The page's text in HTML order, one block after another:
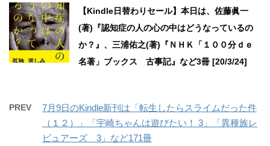
【Kindle日替わりセール】本日は、佐藤眞一
(著)『認知症の人の心の中はどうなっているの
か？』、三浦佑之(著)『ＮＨＫ「１００分ｄｅ
名著」ブックス 古事記』など3冊 [20/3/24]
PREV
7月9日のKindle新刊は「転生したらスライムだった件
（１２）」「宇崎ちゃんは遊びたい！ 3」「異種族レ
ビュアーズ 3」など171冊